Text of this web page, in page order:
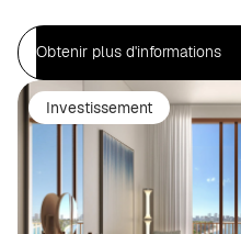
Obtenir plus d'informations
Investissement